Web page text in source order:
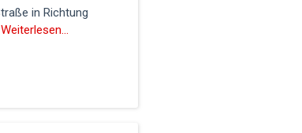
in Richtung
Weiterlesen...